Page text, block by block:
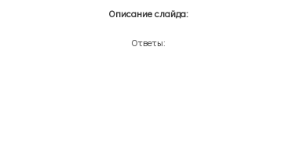
Описание слайда:
Ответы: